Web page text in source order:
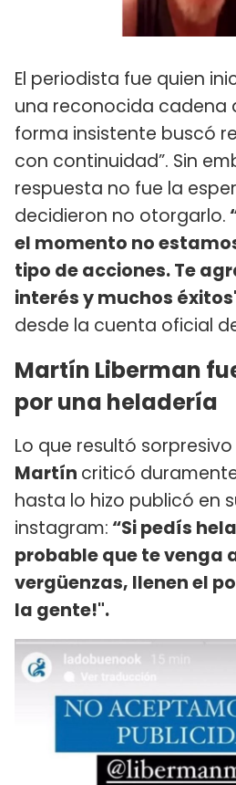
El periodista fue quien
una reconocida cadena
forma insistente buscó
con continuidad”. Sin
respuesta no fue la
decidieron no otorgarlo.
el momento no
tipo de acciones. Te
interés y muchos
desde la cuenta oficial
Martín Liberman
por una heladería
Lo que resultó
Martín criticó
hasta lo hizo publicó en
instagram: “Si pedís
probable que te venga
vergüenzas, llenen el
la gente!".